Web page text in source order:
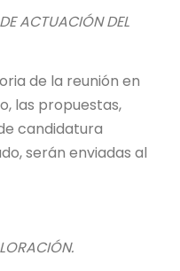
ACTUACIÓN DEL
de la reunión en
las propuestas,
candidatura
serán enviadas al